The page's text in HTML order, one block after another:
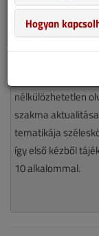
nélkülözhetetlen
szakma
tematikája
így első kézből
10 alkalommal.
Hogyan